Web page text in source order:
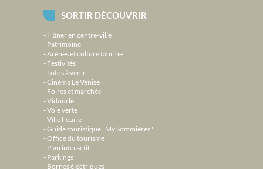
SORTIR DÉCOUVRIR
Flâner en centre-ville
Patrimoine
Arènes et culture taurine
Festivités
Lotos à venir
Cinéma Le Venise
Foires et marchés
Vidourle
Voie verte
Ville fleurie
Guide touristique "My Sommières"
Office du tourisme
Plan interactif
Parkings
Bornes électriques